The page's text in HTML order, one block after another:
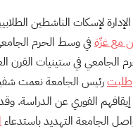
مع غزّة في وسط الحرم
الجامعي في ستينيات
طلبترئيس الجامعة نعمت
الجامعة التهديد باستدعاء